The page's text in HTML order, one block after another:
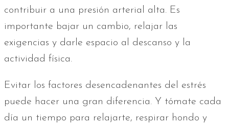
contribuir a una presión arterial alta. Es
importante bajar un cambio, relajar las
exigencias y darle espacio al descanso y la
actividad física.
Evitar los factores desencadenantes del estrés
puede hacer una gran diferencia. Y tómate cada
día un tiempo para relajarte, respirar hondo y